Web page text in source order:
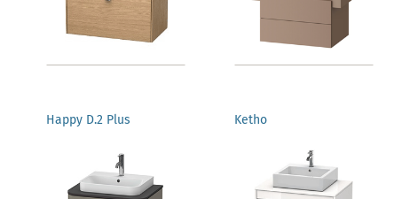
Happy D.2 Plus Ketho